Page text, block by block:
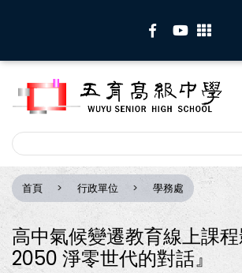
內
Search
Search
導
航
連
結
首頁 行政單位 學務處
高中氣候變遷教育線上課
2050 淨零世代的對話』